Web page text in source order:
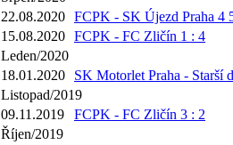
22.08.2020 FCPK - SK Újezd Praha 4
15.08.2020 FCPK - FC Zličín 1 : 4
Leden/2020
18.01.2020
SK Motorlet Praha - Starší
Listopad/2019
09.11.2019
FCPK - FC Zličín 3 : 2
Říjen/2019